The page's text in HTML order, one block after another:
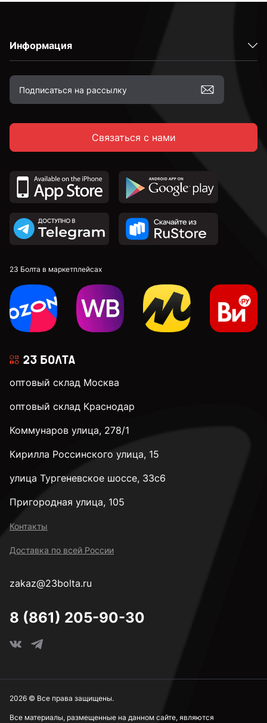
Информация
Связаться с нами
23 Болта в маркетплейсах
оптовый склад Москва
оптовый склад Краснодар
Коммунаров улица, 278/1
Кирилла Россинского улица, 15
улица Тургеневское шоссе, 33с6
Пригородная улица, 105
Контакты
Доставка по всей России
zakaz@23bolta.ru
8 (861) 205-90-30
Все материалы, размещенные на данном сайте, являются
2026 © Все права защищены.